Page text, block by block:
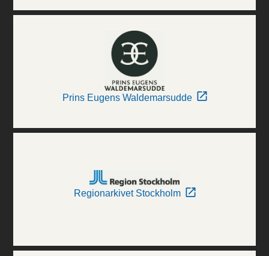
Prins Eugens Waldemarsudde
Regionarkivet Stockholm